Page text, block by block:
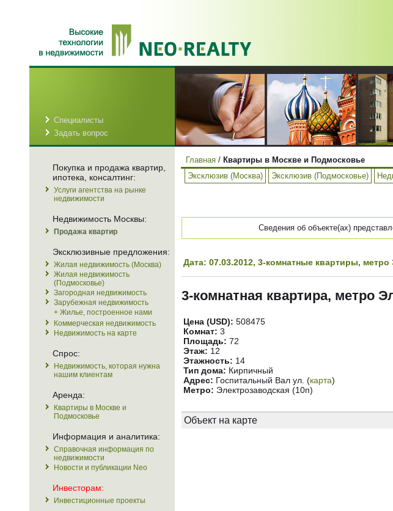
Специалисты
Задать вопрос
Покупка и продажа квартир,
ипотека, консалтинг:
Услуги агентства на рынке
недвижимости
Недвижимость Москвы:
Продажа квартир
Эксклюзивные предложения:
Жилая недвижимость (Москва)
Жилая недвижимость
(Подмосковье)
Загородная недвижимость
Зарубежная недвижимость
+ Жилье, построенное нами
Коммерческая недвижимость
Недвижимость на карте
Спрос:
Недвижимость, которая нужна
нашим клиентам
Аренда:
Квартиры в Москве и
Подмосковье
Информация и аналитика:
Справочная информация по
недвижимости
Новости и публикации Neo
Инвесторам:
Инвестиционные проекты
Главная / Квартиры в Москве и Подмосковье
Эксклюзив (Москва)
Эксклюзив (Подмосковье)
Сведения об объекте(ах)
Дата: 07.03.2012, 3-комнатные квартиры, метро
3-комнатная квартира, метро
Цена (USD): 508475
Комнат: 3
Площадь: 72
Этаж: 12
Этажность: 14
Тип дома: Кирпичный
Адрес: Госпитальный Вал ул. (карта)
Метро: Электрозаводская (10п)
Объект на карте